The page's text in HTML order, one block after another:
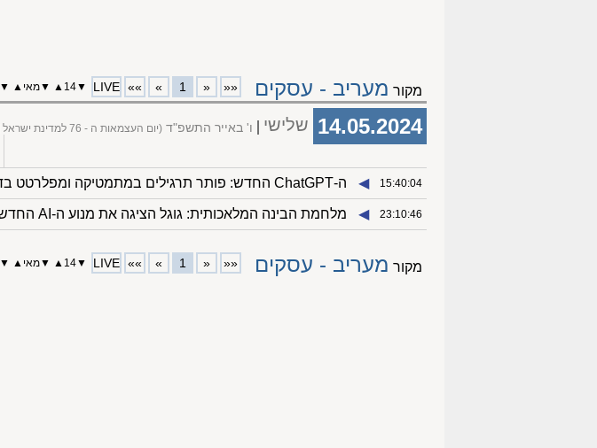
מקור מעריב - עסקים ««
«
1
»
»»
LIVE
▼
14
▲
▼מאי ▲
▼
14.05.2024 שלישי ו' באייר התשפ"ד (יום העצמאות ה - 76 למדינת ישראל [נדחה])
15:40:04
◀︎ ה-ChatGPT החדש: פותר תרגילים במתמטיקה ומפלרטט בדייטים
23:10:46
◀︎ מלחמת הבינה המלאכותית: גוגל הציגה את מנוע ה-AI החדש שלה
מקור מעריב - עסקים ««
«
1
»
»»
LIVE
▼
14
▲
▼מאי ▲
▼